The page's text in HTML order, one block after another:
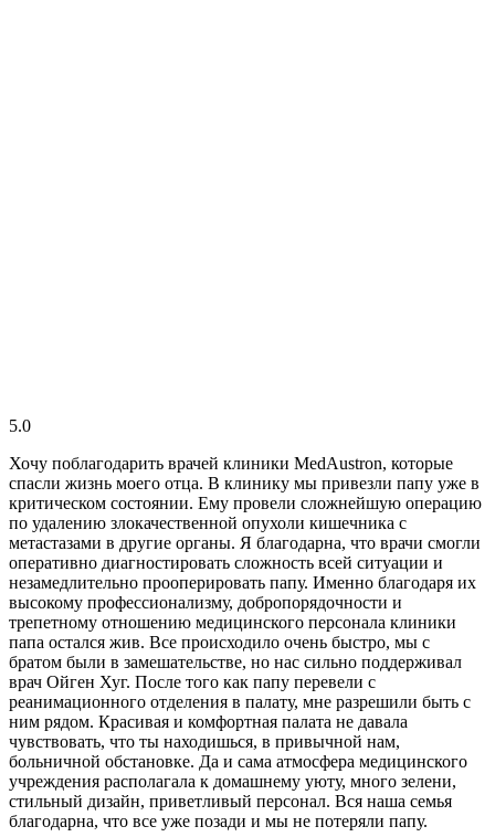
5.0
Хочу поблагодарить врачей клиники MedAustron, которые
спасли жизнь моего отца. В клинику мы привезли папу уже в
критическом состоянии. Ему провели сложнейшую операцию
по удалению злокачественной опухоли кишечника с
метастазами в другие органы. Я благодарна, что врачи смогли
оперативно диагностировать сложность всей ситуации и
незамедлительно прооперировать папу. Именно благодаря их
высокому профессионализму, добропорядочности и
трепетному отношению медицинского персонала клиники
папа остался жив. Все происходило очень быстро, мы с
братом были в замешательстве, но нас сильно поддерживал
врач Ойген Хуг. После того как папу перевели с
реанимационного отделения в палату, мне разрешили быть с
ним рядом. Красивая и комфортная палата не давала
чувствовать, что ты находишься, в привычной нам,
больничной обстановке. Да и сама атмосфера медицинского
учреждения располагала к домашнему уюту, много зелени,
стильный дизайн, приветливый персонал. Вся наша семья
благодарна, что все уже позади и мы не потеряли папу.